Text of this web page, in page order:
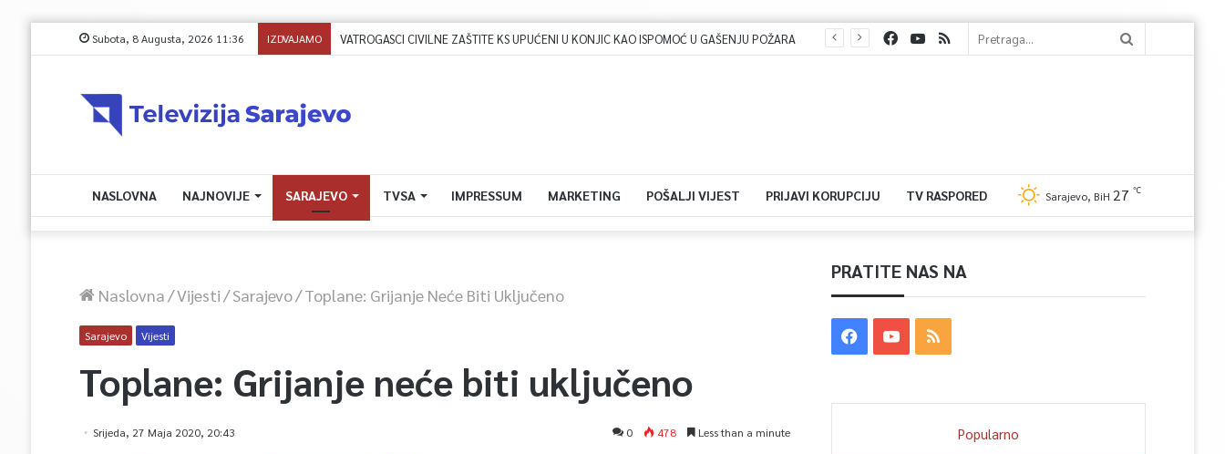
Subota, 8 Augusta, 2026 11:36 IZDVAJAMO VATROGASCI CIVILNE ZAŠTITE KS UPUĆENI U KONJIC KAO ISPOMOĆ U GAŠENJU POŽARA
NASLOVNA NAJNOVIJE SARAJEVO TVSA IMPRESSUM MARKETING POŠALJI VIJEST PRIJAVI KORUPCIJU TV RASPORED Sarajevo, BiH 27 ℃
Naslovna/Vijesti/Sarajevo/Toplane: Grijanje Neće Biti Uključeno
Sarajevo Vijesti
Toplane: Grijanje neće biti uključeno
Srijeda, 27 Maja 2020, 20:43 0 478 Less than a minute
PRATITE NAS NA
Popularno